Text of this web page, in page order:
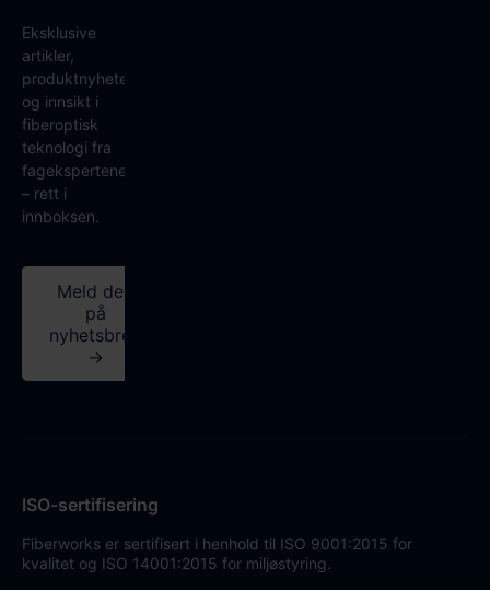
Eksklusive
artikler,
produktnyheter
og innsikt i
fiberoptisk
teknologi fra
fagekspertene
– rett i
innboksen.
Meld deg
på
nyhetsbrev
→
ISO-sertifisering
Fiberworks er sertifisert i henhold til ISO 9001:2015 for
kvalitet og ISO 14001:2015 for miljøstyring.